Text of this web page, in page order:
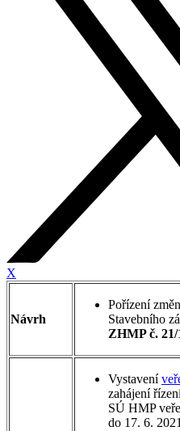
X
Návrh
Pořízení
Stavebního
ZHMP č. 21/
Vystavení
zahájení
SÚ HMP
do 17. 6.